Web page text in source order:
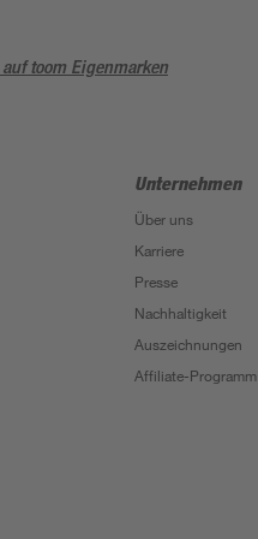
toom Eigenmarken
Unternehmen
Über uns
Karriere
Presse
Nachhaltigkeit
Auszeichnungen
Affiliate-Programm